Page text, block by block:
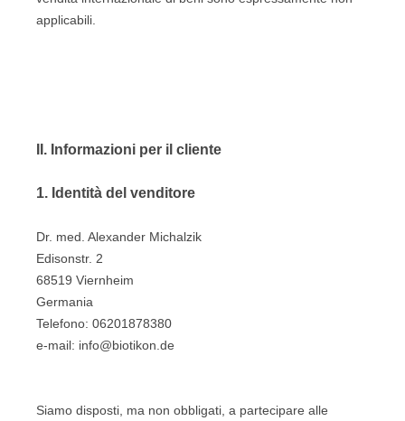
applicabili.
II. Informazioni per il cliente
1. Identità del venditore
Dr. med. Alexander Michalzik
Edisonstr. 2
68519 Viernheim
Germania
Telefono: 06201878380
e-mail: info@biotikon.de
Siamo disposti, ma non obbligati, a partecipare alle